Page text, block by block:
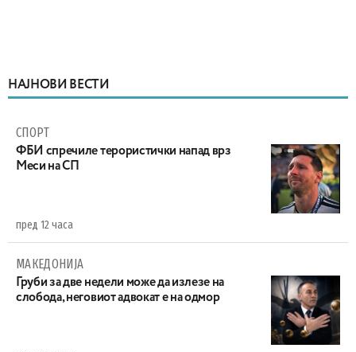
НАЈНОВИ ВЕСТИ
СПОРТ
ФБИ спречиле терористички напад врз
Меси на СП
пред 12 часа
МАКЕДОНИЈА
Груби за две недели може да излезе на
слобода, неговиот адвокат е на одмор